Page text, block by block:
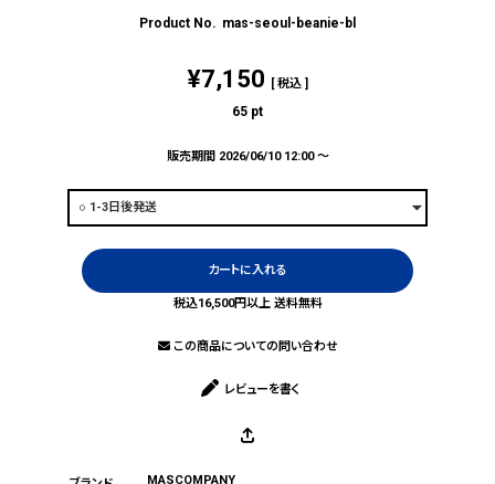
mas-seoul-beanie-bl
¥7,150 税込
65 pt
販売期間 2026/06/10 12:00〜
カートに入れる
税込16,500円以上 送料無料
この商品についての問い合わせ
レビューを書く
MASCOMPANY